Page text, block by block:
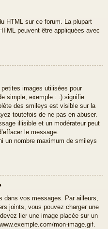
HTML sur ce forum. La plupart
peuvent être appliquées avec
images utilisées pour
simple, exemple : :) signifie
des smileys est visible sur la
toutefois de ne pas en abuser.
illisible et un modérateur peut
le message.
un nombre maximum de smileys
dans vos messages. Par ailleurs,
joints, vous pouvez charger une
lier une image placée sur un
mon-image.gif.